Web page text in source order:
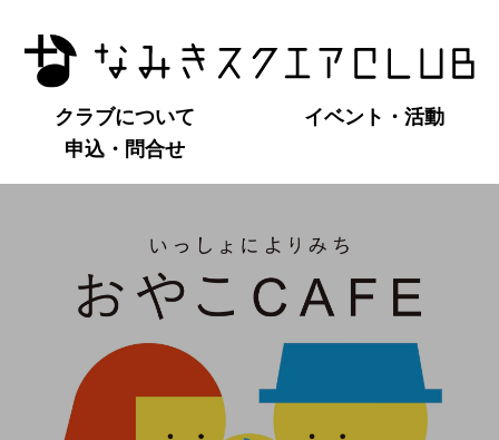
クラブについて
イベント・活動
申込・問合せ